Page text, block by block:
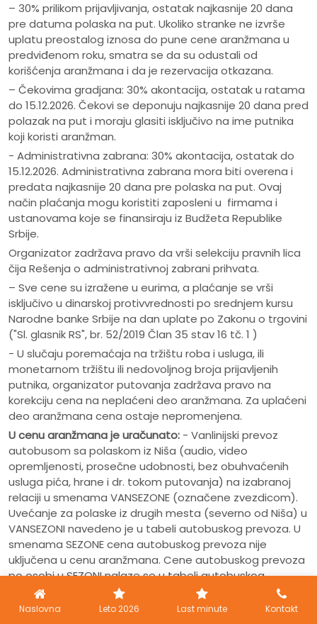
– 30% prilikom prijavljivanja, ostatak najkasnije 20 dana
pre datuma polaska na put. Ukoliko stranke ne izvrše
uplatu preostalog iznosa do pune cene aranžmana u
predviđenom roku, smatra se da su odustali od
korišćenja aranžmana i da je rezervacija otkazana.
– Čekovima gradjana: 30% akontacija, ostatak u ratama
do 15.12.2026. Čekovi se deponuju najkasnije 20 dana pred
polazak na put i moraju glasiti isključivo na ime putnika
koji koristi aranžman.
- Administrativna zabrana: 30% akontacija, ostatak do
15.12.2026. Administrativna zabrana mora biti overena i
predata najkasnije 20 dana pre polaska na put. Ovaj
način plaćanja mogu koristiti zaposleni u firmama i
ustanovama koje se finansiraju iz Budžeta Republike
Srbije.
Organizator zadržava pravo da vrši selekciju pravnih lica
čija Rešenja o administrativnoj zabrani prihvata.
– Sve cene su izražene u eurima, a plaćanje se vrši
isključivo u dinarskoj protivvrednosti po srednjem kursu
Narodne banke Srbije na dan uplate po Zakonu o trgovini
("Sl. glasnik RS", br. 52/2019 Član 35 stav 16 tč. 1 )
- U slučaju poremaćaja na tržištu roba i usluga, ili
monetarnom tržištu ili nedovoljnog broja prijavljenih
putnika, organizator putovanja zadržava pravo na
korekciju cena na neplaćeni deo aranžmana. Za uplaćeni
deo aranžmana cena ostaje nepromenjena.
U cenu aranžmana je uračunato: - Vanlinijski prevoz
autobusom sa polaskom iz Niša (audio, video
opremljenosti, prosečne udobnosti, bez obuhvaćenih
usluga pića, hrane i dr. tokom putovanja) na izabranoj
relaciji u smenama VANSEZONE (označene zvezdicom).
Uvećanje za polaske iz drugih mesta (severno od Niša) u
VANSEZONI navedeno je u tabeli autobuskog prevoza. U
smenama SEZONE cena autobuskog prevoza nije
uključena u cenu aranžmana. Cene autobuskog prevoza
po osobi u SEZONI nalaze se u tabeli autobuskog
prevoza. - Smeštaj u izabranom objektu (po programu)
- Organizacija i vođstvo puta.
Naslovna Leto 2026 Last minute Kontakt